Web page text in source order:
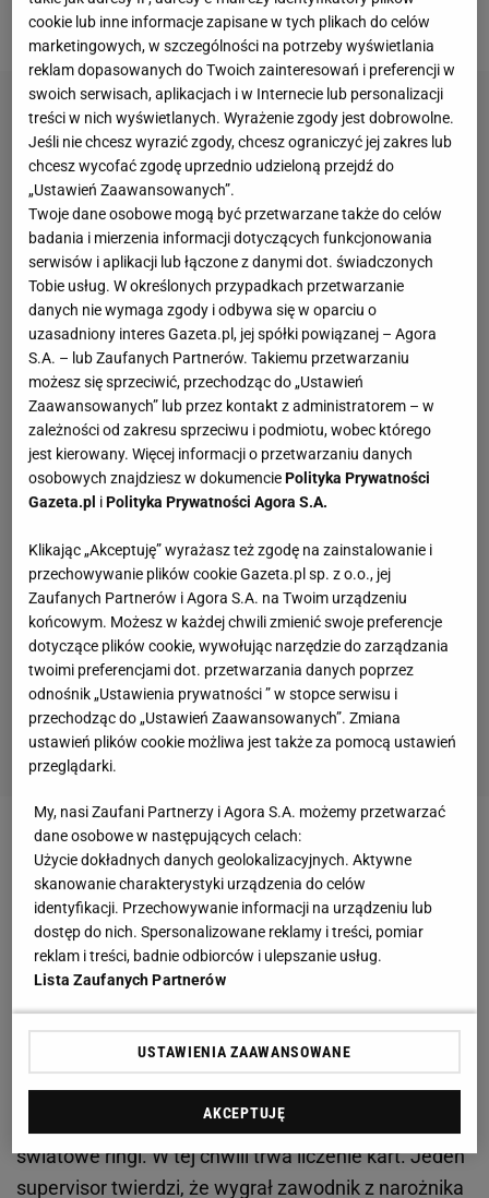
trudno od razu pojąć.
Zobacz wideoSzpilka o freakach. „Kiedyś byłbym
tam największą gwiazdą. Ale wyrosłem z tego"
Błąd supervisora gali
dlaTVP Sportgłos zabrał Mateusz Borek,
ogłaszając, że wynik walki może się jeszcze
zmienić. - Chciałbym, żeby państwo jeszcze zostali.
Takiego numeru nie widziałem dawno, jeśli chodzi o
światowe ringi. W tej chwili trwa liczenie kart. Jeden
supervisor twierdzi, że wygrał zawodnik z narożnika
cookie lub inne informacje zapisane w tych plikach do celów
marketingowych, w szczególności na potrzeby wyświetlania
reklam dopasowanych do Twoich zainteresowań i preferencji w
swoich serwisach, aplikacjach i w Internecie lub personalizacji
treści w nich wyświetlanych. Wyrażenie zgody jest dobrowolne.
Jeśli nie chcesz wyrazić zgody, chcesz ograniczyć jej zakres lub
chcesz wycofać zgodę uprzednio udzieloną przejdź do
„Ustawień Zaawansowanych”.
Twoje dane osobowe mogą być przetwarzane także do celów
badania i mierzenia informacji dotyczących funkcjonowania
serwisów i aplikacji lub łączone z danymi dot. świadczonych
Tobie usług. W określonych przypadkach przetwarzanie
danych nie wymaga zgody i odbywa się w oparciu o
uzasadniony interes Gazeta.pl, jej spółki powiązanej – Agora
S.A. – lub Zaufanych Partnerów. Takiemu przetwarzaniu
możesz się sprzeciwić, przechodząc do „Ustawień
Zaawansowanych” lub przez kontakt z administratorem – w
zależności od zakresu sprzeciwu i podmiotu, wobec którego
jest kierowany. Więcej informacji o przetwarzaniu danych
osobowych znajdziesz w dokumenciePolityka Prywatności
Gazeta.pl iPolityka Prywatności Agora S.A.
Klikając „Akceptuję” wyrażasz też zgodę na zainstalowanie i
przechowywanie plików cookie Gazeta.pl sp. z o.o., jej
Zaufanych Partnerów i Agora S.A. na Twoim urządzeniu
końcowym. Możesz w każdej chwili zmienić swoje preferencje
dotyczące plików cookie, wywołując narzędzie do zarządzania
twoimi preferencjami dot. przetwarzania danych poprzez
odnośnik „Ustawienia prywatności ” w stopce serwisu i
przechodząc do „Ustawień Zaawansowanych”. Zmiana
ustawień plików cookie możliwa jest także za pomocą ustawień
przeglądarki.
My, nasi Zaufani Partnerzy i Agora S.A. możemy przetwarzać
dane osobowe w następujących celach:
Użycie dokładnych danych geolokalizacyjnych. Aktywne
skanowanie charakterystyki urządzenia do celów
identyfikacji. Przechowywanie informacji na urządzeniu lub
dostęp do nich. Spersonalizowane reklamy i treści, pomiar
reklam i treści, badnie odbiorców i ulepszanie usług.
Lista Zaufanych Partnerów
USTAWIENIA ZAAWANSOWANE
AKCEPTUJĘ